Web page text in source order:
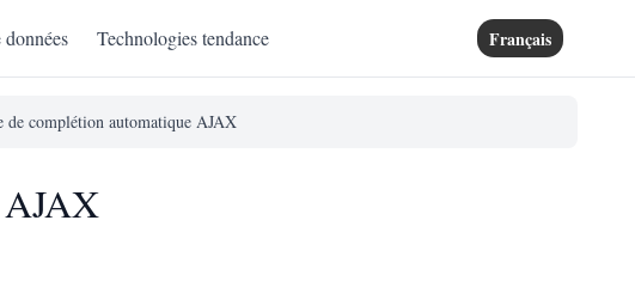
données Technologies tendance Français
de complétion automatique AJAX
AJAX